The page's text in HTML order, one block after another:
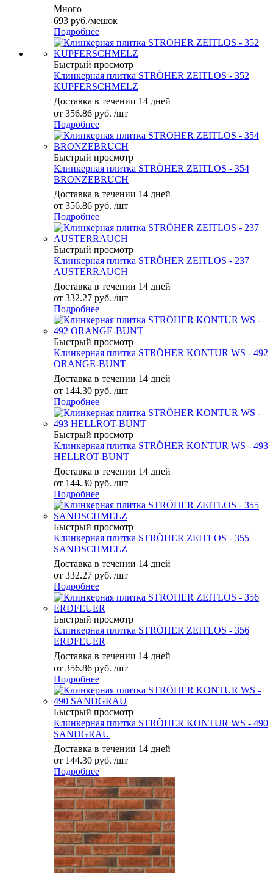
Много
693 руб./мешок
Подробнее
Быстрый просмотр
Клинкерная плитка STRÖHER ZEITLOS - 352
KUPFERSCHMELZ
Доставка в течении 14 дней
от 356.86 руб. /шт
Подробнее
Быстрый просмотр
Клинкерная плитка STRÖHER ZEITLOS - 354
BRONZEBRUCH
Доставка в течении 14 дней
от 356.86 руб. /шт
Подробнее
Быстрый просмотр
Клинкерная плитка STRÖHER ZEITLOS - 237
AUSTERRAUCH
Доставка в течении 14 дней
от 332.27 руб. /шт
Подробнее
Быстрый просмотр
Клинкерная плитка STRÖHER KONTUR WS - 492
ORANGE-BUNT
Доставка в течении 14 дней
от 144.30 руб. /шт
Подробнее
Быстрый просмотр
Клинкерная плитка STRÖHER KONTUR WS - 493
HELLROT-BUNT
Доставка в течении 14 дней
от 144.30 руб. /шт
Подробнее
Быстрый просмотр
Клинкерная плитка STRÖHER ZEITLOS - 355
SANDSCHMELZ
Доставка в течении 14 дней
от 332.27 руб. /шт
Подробнее
Быстрый просмотр
Клинкерная плитка STRÖHER ZEITLOS - 356
ERDFEUER
Доставка в течении 14 дней
от 356.86 руб. /шт
Подробнее
Быстрый просмотр
Клинкерная плитка STRÖHER KONTUR WS - 490
SANDGRAU
Доставка в течении 14 дней
от 144.30 руб. /шт
Подробнее